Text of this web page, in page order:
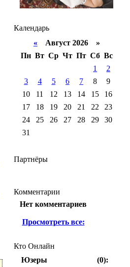
Календарь
« Август 2026 »
Пн Вт Ср Чт Пт Сб Вс
1
2
3
4 5 6 7 8
9
10
11 12 13 14 15
16
17
18 19 20 21 22
23
24
25 26 27 28 29
30
31
Партнёры
Комментарии
Нет комментариев
Просмотреть все:
Кто Онлайн
Юзеры
(0):